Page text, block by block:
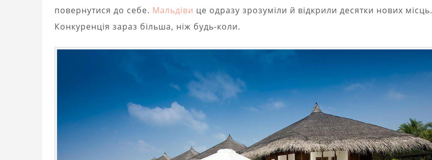
повернутися до себе. Мальдіви це одразу зрозуміли й відкрили десятки нових місць.
Конкуренція зараз більша, ніж будь-коли.